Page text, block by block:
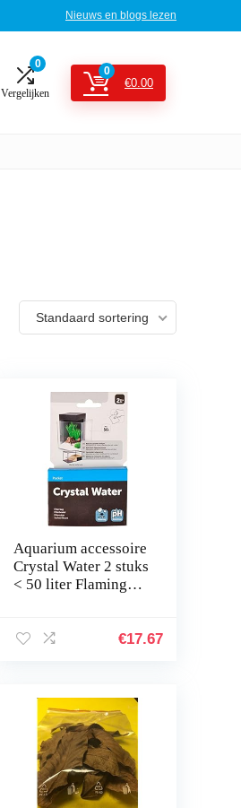
Nieuws en blogs lezen
0
Vergelijken
0
€0.00
Standaard sortering
Aquarium accessoire
Crystal Water 2 stuks
< 50 liter Flamingo
€17.67